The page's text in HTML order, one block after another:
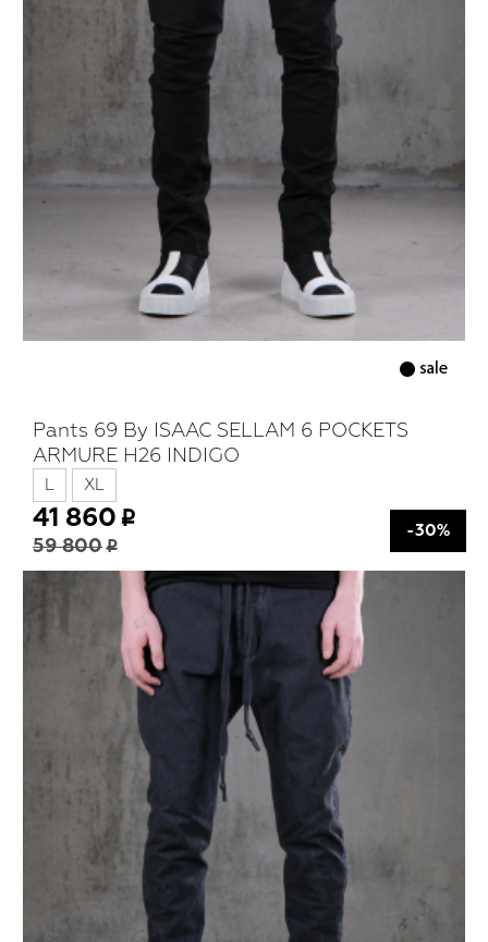
Pants 69 By ISAAC SELLAM 6 POCKETS
ARMURE H26 INDIGO
L XL
41 860
59 800
-30%